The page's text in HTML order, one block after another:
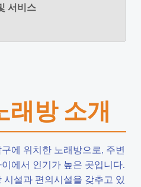
서비스
래방 소개
에 위치한 노래방으로, 주변
에서 인기가 높은 곳입니다.
설과 편의시설을 갖추고 있